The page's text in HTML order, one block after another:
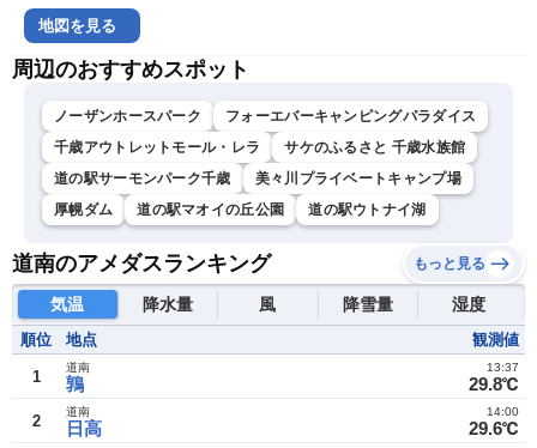
地図を見る
周辺のおすすめスポット
ノーザンホースパーク
フォーエバーキャンピングパラダイス
千歳アウトレットモール・レラ
サケのふるさと 千歳水族館
道の駅サーモンパーク千歳
​美々川プライベートキャンプ場
厚幌ダム
道の駅マオイの丘公園 道の駅ウトナイ湖
道南のアメダスランキング もっと見る
気温 降水量 風 降雪量 湿度
順位 地点 観測値
1 鶉
道南
29.8℃
13:37
2 日高
道南
29.6℃
14:00